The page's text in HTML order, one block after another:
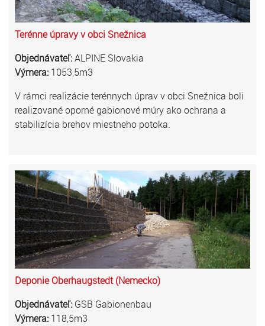
Terénne úpravy v obci Snežnica
Objednávateľ:ALPINE Slovakia
Výmera: 1053,5m3
V rámci realizácie terénnych úprav v obci Snežnica boli
realizované oporné gabionové múry ako ochrana a
stabilizícia brehov miestneho potoka.
Deponie Oberhaugstedt (Nemecko)
Objednávateľ: GSB Gabionenbau
Výmera: 118,5m3